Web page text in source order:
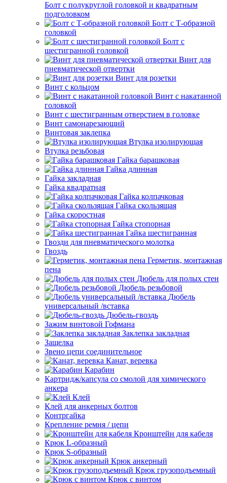
Болт с полукруглой головкой и квадратным
подголовком
Болт с Т-образной
головкой
Болт с
шестигранной головкой
Винт для
пневматической отвертки
Винт для розетки
Винт с кольцом
Винт с накатанной
головкой
Винт с шестигранным отверстием в головке
Винт самонарезающий
Винтовая заклепка
Втулка изолирующая
Втулка резьбовая
Гайка барашковая
Гайка длинная
Гайка закладная
Гайка квадратная
Гайка колпачковая
Гайка скользящая
Гайка скоростная
Гайка стопорная
Гайка шестигранная
Гвозди для пневматического молотка
Гвоздь
Герметик, монтажная
пена
Дюбель для полых стен
Дюбель резьбовой
Дюбель
универсальный /вставка
Дюбель-гвоздь
Зажим винтовой Гофмана
Заклепка закладная
Защелка
Звено цепи соединительное
Канат, веревка
Карабин
Картридж/капсула со смолой для химического
анкера
Клей
Клей для анкерных болтов
Контргайка
Крепление ремня / цепи
Кронштейн для кабеля
Крюк L-образный
Крюк S-образный
Крюк анкерный
Крюк грузоподъемный
Крюк с винтом